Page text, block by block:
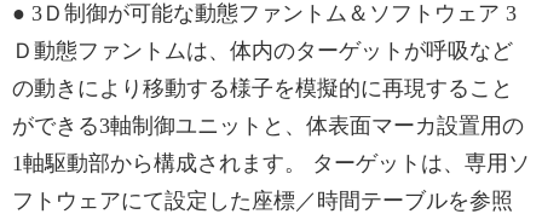
● 3Ｄ制御が可能な動態ファントム＆ソフトウェア 3
Ｄ動態ファントムは、体内のターゲットが呼吸など
の動きにより移動する様子を模擬的に再現すること
ができる3軸制御ユニットと、体表面マーカ設置用の
1軸駆動部から構成されます。 ターゲットは、専用ソ
フトウェアにて設定した座標／時間テーブルを参照